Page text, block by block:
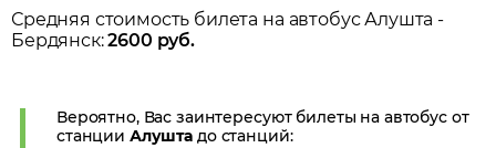
Средняя стоимость билета на автобусАлушта -
Бердянск: 2600 руб.
Вероятно, Вас заинтересуют билеты на автобус от
станции Алушта до станций: